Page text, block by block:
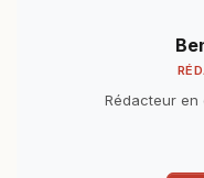
Rédacteur en